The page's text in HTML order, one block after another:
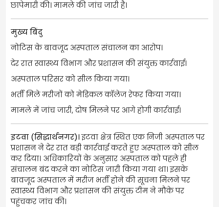
छापेमारी की। मामले की जांच जारी है।
मुख्यबिंदु
नोटिस के बावजूद अस्पताल संचालन का आरोप।
देर रात स्वास्थ्य विभाग और प्रशासन की संयुक्त कार्रवाई।
अस्पताल परिसर को सील किया गया।
भर्ती मिले मरीजों को मेडिकल कॉलेज रेफर किया गया।
मामले में जांच जारी, दोष मिलने पर आगे होगी कार्रवाई।
इटवा (सिद्धार्थनगर)।इटवा क्षेत्र स्थित एक निजी अस्पताल पर
प्रशासन ने देर रात बड़ी कार्रवाई करते हुए अस्पताल को सील
कर दिया। अधिकारियों के अनुसार अस्पताल को पहले ही
संचालन बंद करने का नोटिस जारी किया गया था। इसके
बावजूद अस्पताल में मरीज भर्ती होने की सूचना मिलने पर
स्वास्थ्य विभाग और प्रशासन की संयुक्त टीम ने मौके पर
पहुंचकर जांच की।